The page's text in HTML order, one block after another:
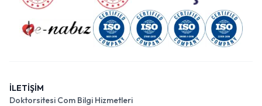
İLETİŞİM
Doktorsitesi Com Bilgi Hizmetleri